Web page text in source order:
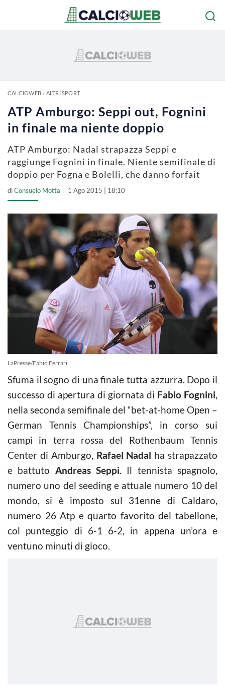
CALCIOWEB» ALTRI SPORT
ATP Amburgo: Seppi out, Fognini
in finale ma niente doppio
ATP Amburgo: Nadal strapazza Seppi e
raggiunge Fognini in finale. Niente semifinale di
doppio per Fogna e Bolelli, che danno forfait
diConsuelo Motta 1 Ago 2015 | 18:10
LaPresse/Fabio Ferrari
Sfuma il sogno di una finale tutta azzurra. Dopo il
successo di apertura di giornata di Fabio Fognini,
nella seconda semifinale del “bet-at-home Open –
German Tennis Championships”, in corso sui
campi in terra rossa del Rothenbaum Tennis
Center di Amburgo, Rafael Nadal ha strapazzato
e battuto Andreas Seppi. Il tennista spagnolo,
numero uno del seeding e attuale numero 10 del
mondo, si è imposto sul 31enne di Caldaro,
numero 26 Atp e quarto favorito del tabellone,
col punteggio di 6-1 6-2, in appena un’ora e
ventuno minuti di gioco.